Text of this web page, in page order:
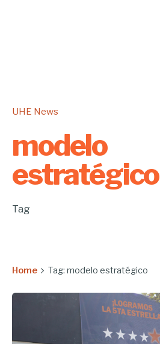
UHE News
modelo
estratégico
Tag
Home Tag: modelo estratégico